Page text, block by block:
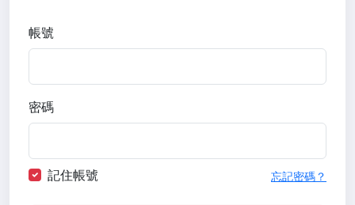
帳號
密碼
記住帳號 忘記密碼？